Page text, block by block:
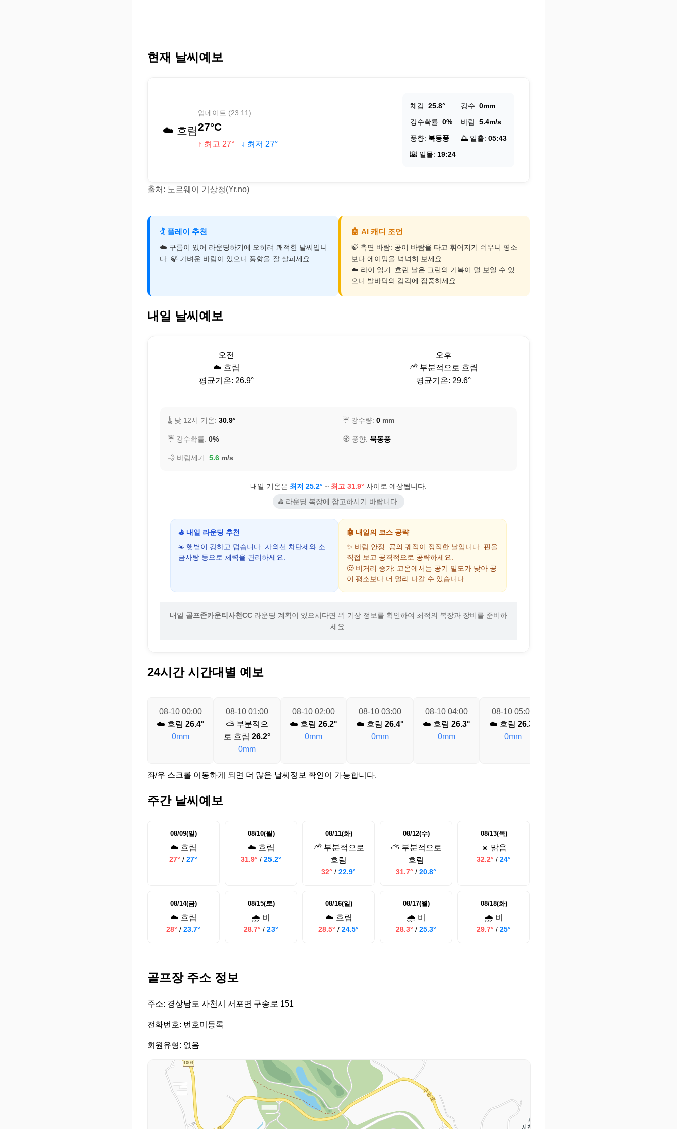
현재 날씨예보
☁️ 흐림
업데이트 (23:11)
27°C
↑ 최고 27° ↓ 최저 27°
체감: 25.8° 강수: 0mm
강수확률: 0% 바람: 5.4m/s
풍향: 북동풍 🌅 일출: 05:43
🌇 일몰: 19:24
출처: 노르웨이 기상청(Yr.no)
🏌️ 플레이 추천
☁️ 구름이 있어 라운딩하기에 오히려 쾌적한 날씨입니
다. 🍃 가벼운 바람이 있으니 풍향을 잘 살피세요.
🤖 AI 캐디 조언
🍃 측면 바람: 공이 바람을 타고 휘어지기 쉬우니 평소
보다 에이밍을 넉넉히 보세요.
☁️ 라이 읽기: 흐린 날은 그린의 기복이 덜 보일 수 있
으니 발바닥의 감각에 집중하세요.
내일 날씨예보
오전
☁️ 흐림
평균기온: 26.9°
오후
⛅ 부분적으로 흐림
평균기온: 29.6°
🌡️ 낮 12시 기온: 30.9° ☔ 강수량: 0 mm
☔ 강수확률: 0% 🧭 풍향: 북동풍
💨 바람세기: 5.6 m/s
내일 기온은 최저 25.2° ~ 최고 31.9° 사이로 예상됩니다.
⛳ 라운딩 복장에 참고하시기 바랍니다.
⛳ 내일 라운딩 추천
☀️ 햇볕이 강하고 덥습니다. 자외선 차단제와 소
금사탕 등으로 체력을 관리하세요.
🤖 내일의 코스 공략
✨ 바람 안정: 공의 궤적이 정직한 날입니다. 핀을
직접 보고 공격적으로 공략하세요.
🥵 비거리 증가: 고온에서는 공기 밀도가 낮아 공
이 평소보다 더 멀리 나갈 수 있습니다.
내일 골프존카운티사천CC 라운딩 계획이 있으시다면 위 기상 정보를 확인하여 최적의 복장과 장비를 준비하
세요.
24시간 시간대별 예보
08-10 00:00
☁️ 흐림 26.4°
0mm
08-10 01:00
⛅ 부분적으
로 흐림 26.2°
0mm
08-10 02:00
☁️ 흐림 26.2°
0mm
08-10 03:00
☁️ 흐림 26.4°
0mm
08-10 04:00
☁️ 흐림 26.3°
0mm
08-10 05:00
☁️ 흐림 26.3°
0mm
좌/우 스크롤 이동하게 되면 더 많은 날씨정보 확인이 가능합니다.
주간 날씨예보
08/09(일)
☁️ 흐림
27° / 27°
08/10(월)
☁️ 흐림
31.9° / 25.2°
08/11(화)
⛅ 부분적으로
흐림
32° / 22.9°
08/12(수)
⛅ 부분적으로
흐림
31.7° / 20.8°
08/13(목)
☀️ 맑음
32.2° / 24°
08/14(금)
☁️ 흐림
28° / 23.7°
08/15(토)
🌧️ 비
28.7° / 23°
08/16(일)
☁️ 흐림
28.5° / 24.5°
08/17(월)
🌧️ 비
28.3° / 25.3°
08/18(화)
🌧️ 비
29.7° / 25°
골프장 주소 정보
주소: 경상남도 사천시 서포면 구송로 151
전화번호: 번호미등록
회원유형: 없음